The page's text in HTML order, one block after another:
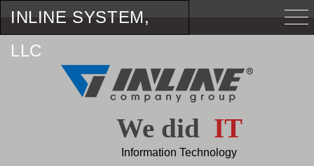
INLINE SYSTEM,
LLC
We did IT
Information Technology